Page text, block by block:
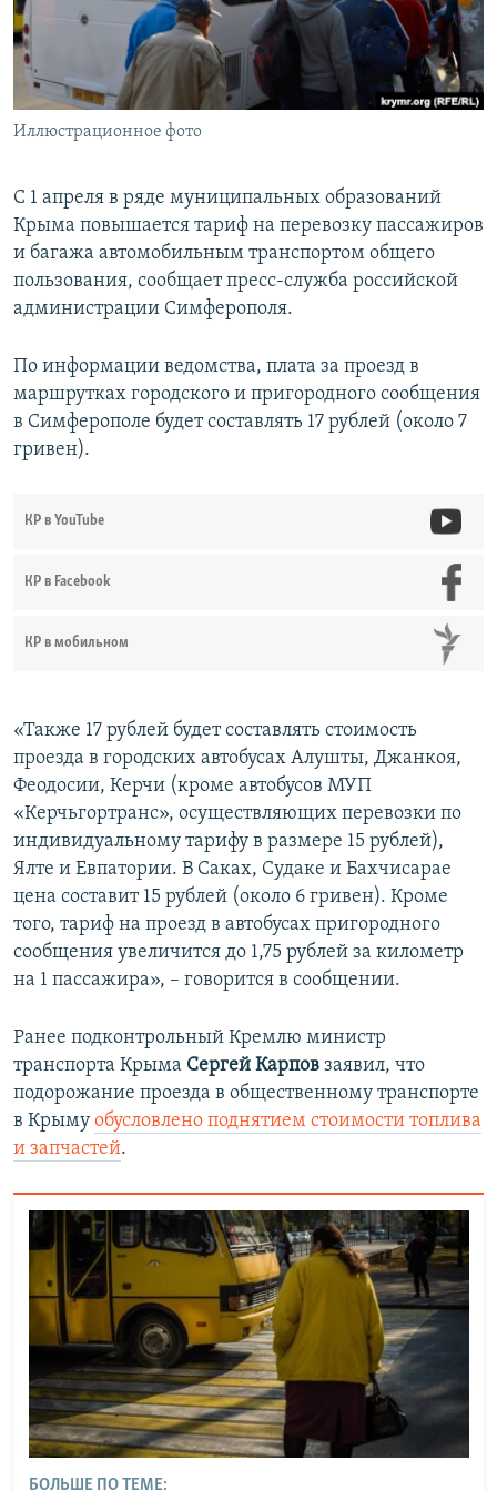
ПОБЕДИТЕЛЕЙ НЕ СУДЯТ?
КРЫМ.НЕПОКОРЕННЫЙ
ELIFBE
УКРАИНСКАЯ ПРОБЛЕМА КРЫМА
ПРИСОЕДИНЯЙТЕСЬ!
Иллюстрационное фото
С 1 апреля в ряде муниципальных образований
Крыма повышается тариф на перевозку пассажиров
и багажа автомобильным транспортом общего
пользования, сообщает пресс-служба российской
администрации Симферополя.
По информации ведомства, плата за проезд в
маршрутках городского и пригородного сообщения
в Симферополе будет составлять 17 рублей (около 7
гривен).
КР в YouTube
КР в Facebook
КР в мобильном
«Также 17 рублей будет составлять стоимость
проезда в городских автобусах Алушты, Джанкоя,
Феодосии, Керчи (кроме автобусов МУП
«Керчьгортранс», осуществляющих перевозки по
индивидуальному тарифу в размере 15 рублей),
Ялте и Евпатории. В Саках, Судаке и Бахчисарае
цена составит 15 рублей (около 6 гривен). Кроме
того, тариф на проезд в автобусах пригородного
сообщения увеличится до 1,75 рублей за километр
на 1 пассажира», – говорится в сообщении.
Ранее подконтрольный Кремлю министр
транспорта Крыма Сергей Карпов заявил, что
подорожание проезда в общественному транспорте
в Крыму обусловлено поднятием стоимости топлива
и запчастей.
БОЛЬШЕ ПО ТЕМЕ: